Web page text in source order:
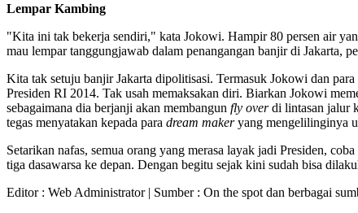
Lempar Kambing
"Kita ini tak bekerja sendiri," kata Jokowi. Hampir 80 persen air
mau lempar tanggungjawab dalam penangangan banjir di Jakarta,
Kita tak setuju banjir Jakarta dipolitisasi. Termasuk Jokowi dan
Presiden RI 2014. Tak usah memaksakan diri. Biarkan Jokowi
sebagaimana dia berjanji akan membangun fly overdi lintasan jalur
tegas menyatakan kepada para dream makeryang mengelilinginya
Setarikan nafas, semua orang yang merasa layak jadi Presiden,
tiga dasawarsa ke depan. Dengan begitu sejak kini sudah bisa
Editor : Web Administrator| Sumber : On the spot dan berbagai